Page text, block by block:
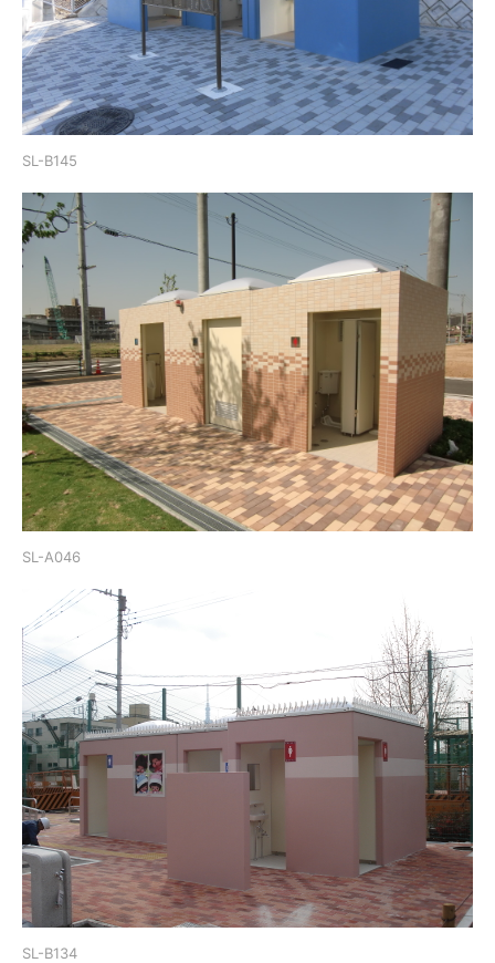
SL-B145
SL-A046
SL-B134